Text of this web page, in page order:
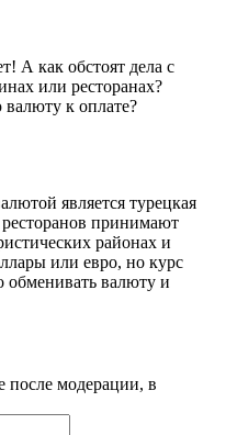
А как обстоят дела с
или ресторанах?
к оплате?
является турецкая
принимают
районах и
или евро, но курс
валюту и
после модерации, в